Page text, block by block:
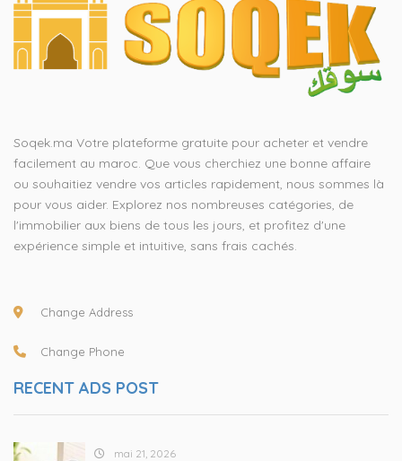
Soqek.ma Votre plateforme gratuite pour acheter et vendre
facilement au maroc. Que vous cherchiez une bonne affaire
ou souhaitiez vendre vos articles rapidement, nous sommes là
pour vous aider. Explorez nos nombreuses catégories, de
l'immobilier aux biens de tous les jours, et profitez d'une
expérience simple et intuitive, sans frais cachés.
Change Address
Change Phone
RECENT ADS POST
mai 21, 2026